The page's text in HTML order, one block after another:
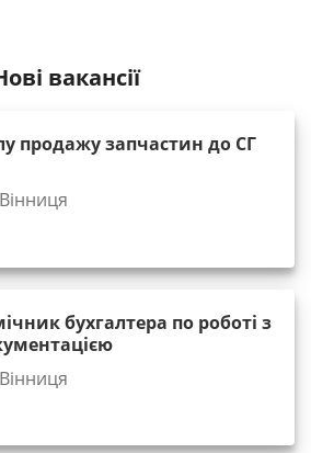
вакансії
продажу запчастин до СГ
бухгалтера по роботі з